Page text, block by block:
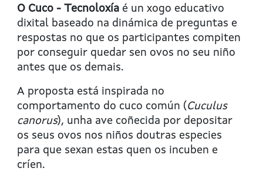
O
cuco
-
Tecnoloxía
O Cuco - Tecnoloxía é un xogo educativo
dixital baseado na dinámica de preguntas e
respostas no que os participantes compiten
por conseguir quedar sen ovos no seu niño
antes que os demais.
A proposta está inspirada no
comportamento do cuco común (Cuculus
canorus), unha ave coñecida por depositar
os seus ovos nos niños doutras especies
para que sexan estas quen os incuben e
críen.